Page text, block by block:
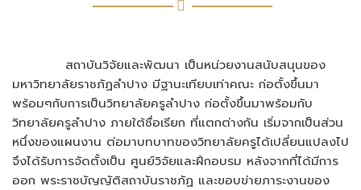
สถาบันวิจัยและพัฒนา เป็นหน่วยงานสนับสนุนของ
มหาวิทยาลัยราชภัฏลำปาง มีฐานะเทียบเท่าคณะ ก่อตั้งขึ้นมา
พร้อมๆกับการเป็นวิทยาลัยครูลำปาง ก่อตั้งขึ้นมาพร้อมกับ
วิทยาลัยครูลำปาง ภายใต้ชื่อเรียก ที่แตกต่างกัน เริ่มจากเป็นส่วน
หนึ่งของแผนงาน ต่อมาบทบาทของวิทยาลัยครูได้เปลี่ยนแปลงไป
จึงได้รับการจัดตั้งเป็น ศูนย์วิจัยและฝึกอบรม หลังจากที่ได้มีการ
ออก พระราชบัญญัติสถาบันราชภัฏ และขอบข่ายภาระงานของ